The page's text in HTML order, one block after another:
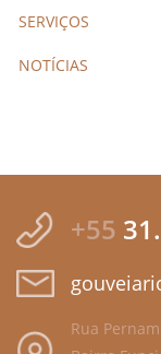
SERVIÇOS
NOTÍCIAS
+55
Rua